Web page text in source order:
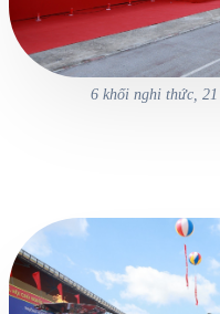
6 khối nghi thức,